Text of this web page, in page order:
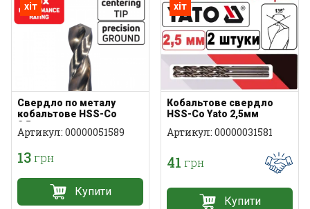
хіт
Свердло по металу
кобальтове HSS-Co
2,5мм
Артикул: 00000051589
13грн
Купити
хіт
Кобальтове свердло
HSS-Co Yato 2,5мм
Артикул: 00000031581
41 грн
Купити